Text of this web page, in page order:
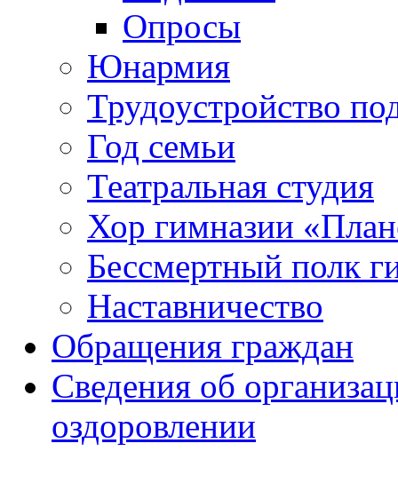
Опросы
Юнармия
Трудоустройство
Год семьи
Театральная студия
Хор гимназии
Бессмертный полк
Наставничество
Обращения граждан
Сведения об
оздоровлении